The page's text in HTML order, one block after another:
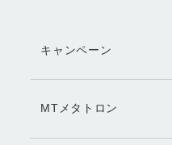
キャンペーン
MTメタトロン